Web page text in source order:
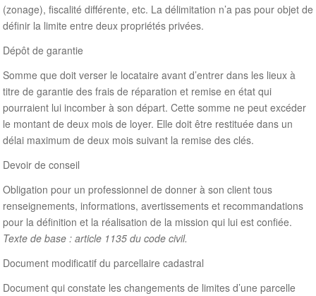
(zonage), fiscalité différente, etc. La délimitation n’a pas pour objet de
définir la limite entre deux propriétés privées.
Dépôt de garantie
Somme que doit verser le locataire avant d’entrer dans les lieux à
titre de garantie des frais de réparation et remise en état qui
pourraient lui incomber à son départ. Cette somme ne peut excéder
le montant de deux mois de loyer. Elle doit être restituée dans un
délai maximum de deux mois suivant la remise des clés.
Devoir de conseil
Obligation pour un professionnel de donner à son client tous
renseignements, informations, avertissements et recommandations
pour la définition et la réalisation de la mission qui lui est confiée.
Texte de base : article 1135 du code civil.
Document modificatif du parcellaire cadastral
Document qui constate les changements de limites d’une parcelle